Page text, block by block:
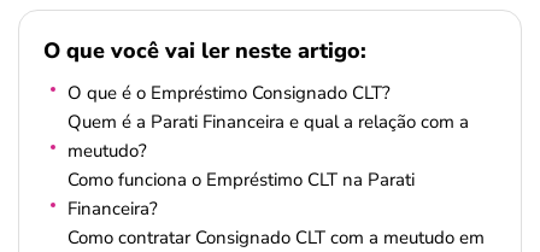
O que você vai ler neste artigo:
O que é o Empréstimo Consignado CLT?
Quem é a Parati Financeira e qual a relação com a
meutudo?
Como funciona o Empréstimo CLT na Parati
Financeira?
Como contratar Consignado CLT com a meutudo em